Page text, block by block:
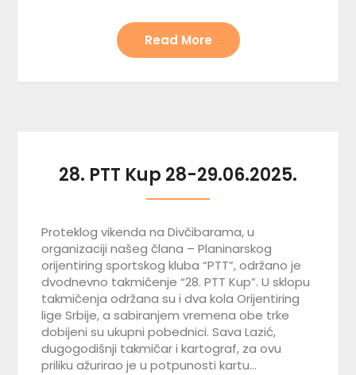
Read More
28. PTT Kup 28-29.06.2025.
Proteklog vikenda na Divčibarama, u
organizaciji našeg člana – Planinarskog
orijentiring sportskog kluba “PTT”, održano je
dvodnevno takmičenje “28. PTT Kup”. U sklopu
takmičenja održana su i dva kola Orijentiring
lige Srbije, a sabiranjem vremena obe trke
dobijeni su ukupni pobednici. Sava Lazić,
dugogodišnji takmičar i kartograf, za ovu
priliku ažurirao je u potpunosti kartu…